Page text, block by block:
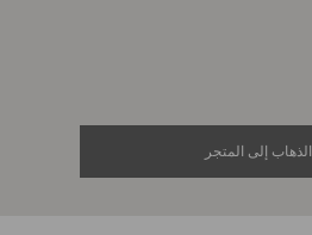
الذهاب إلى المتجر